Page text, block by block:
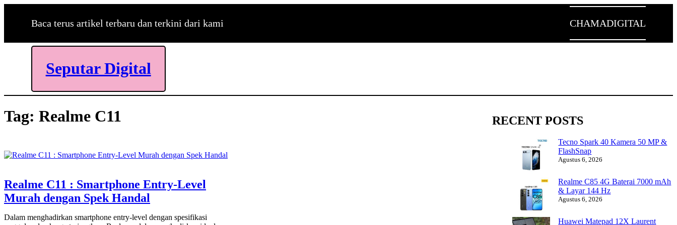
Baca terus artikel terbaru dan terkini dari kami CHAMADIGITAL
Seputar Digital
Tag: Realme C11
Realme C11 : Smartphone Entry-Level
Murah dengan Spek Handal
Dalam menghadirkan smartphone entry-level dengan spesifikasi
RECENT POSTS
Tecno Spark 40 Kamera 50 MP &
FlashSnap
Agustus 6, 2026
Realme C85 4G Baterai 7000 mAh
& Layar 144 Hz
Agustus 6, 2026
Huawei Matepad 12X Laurent